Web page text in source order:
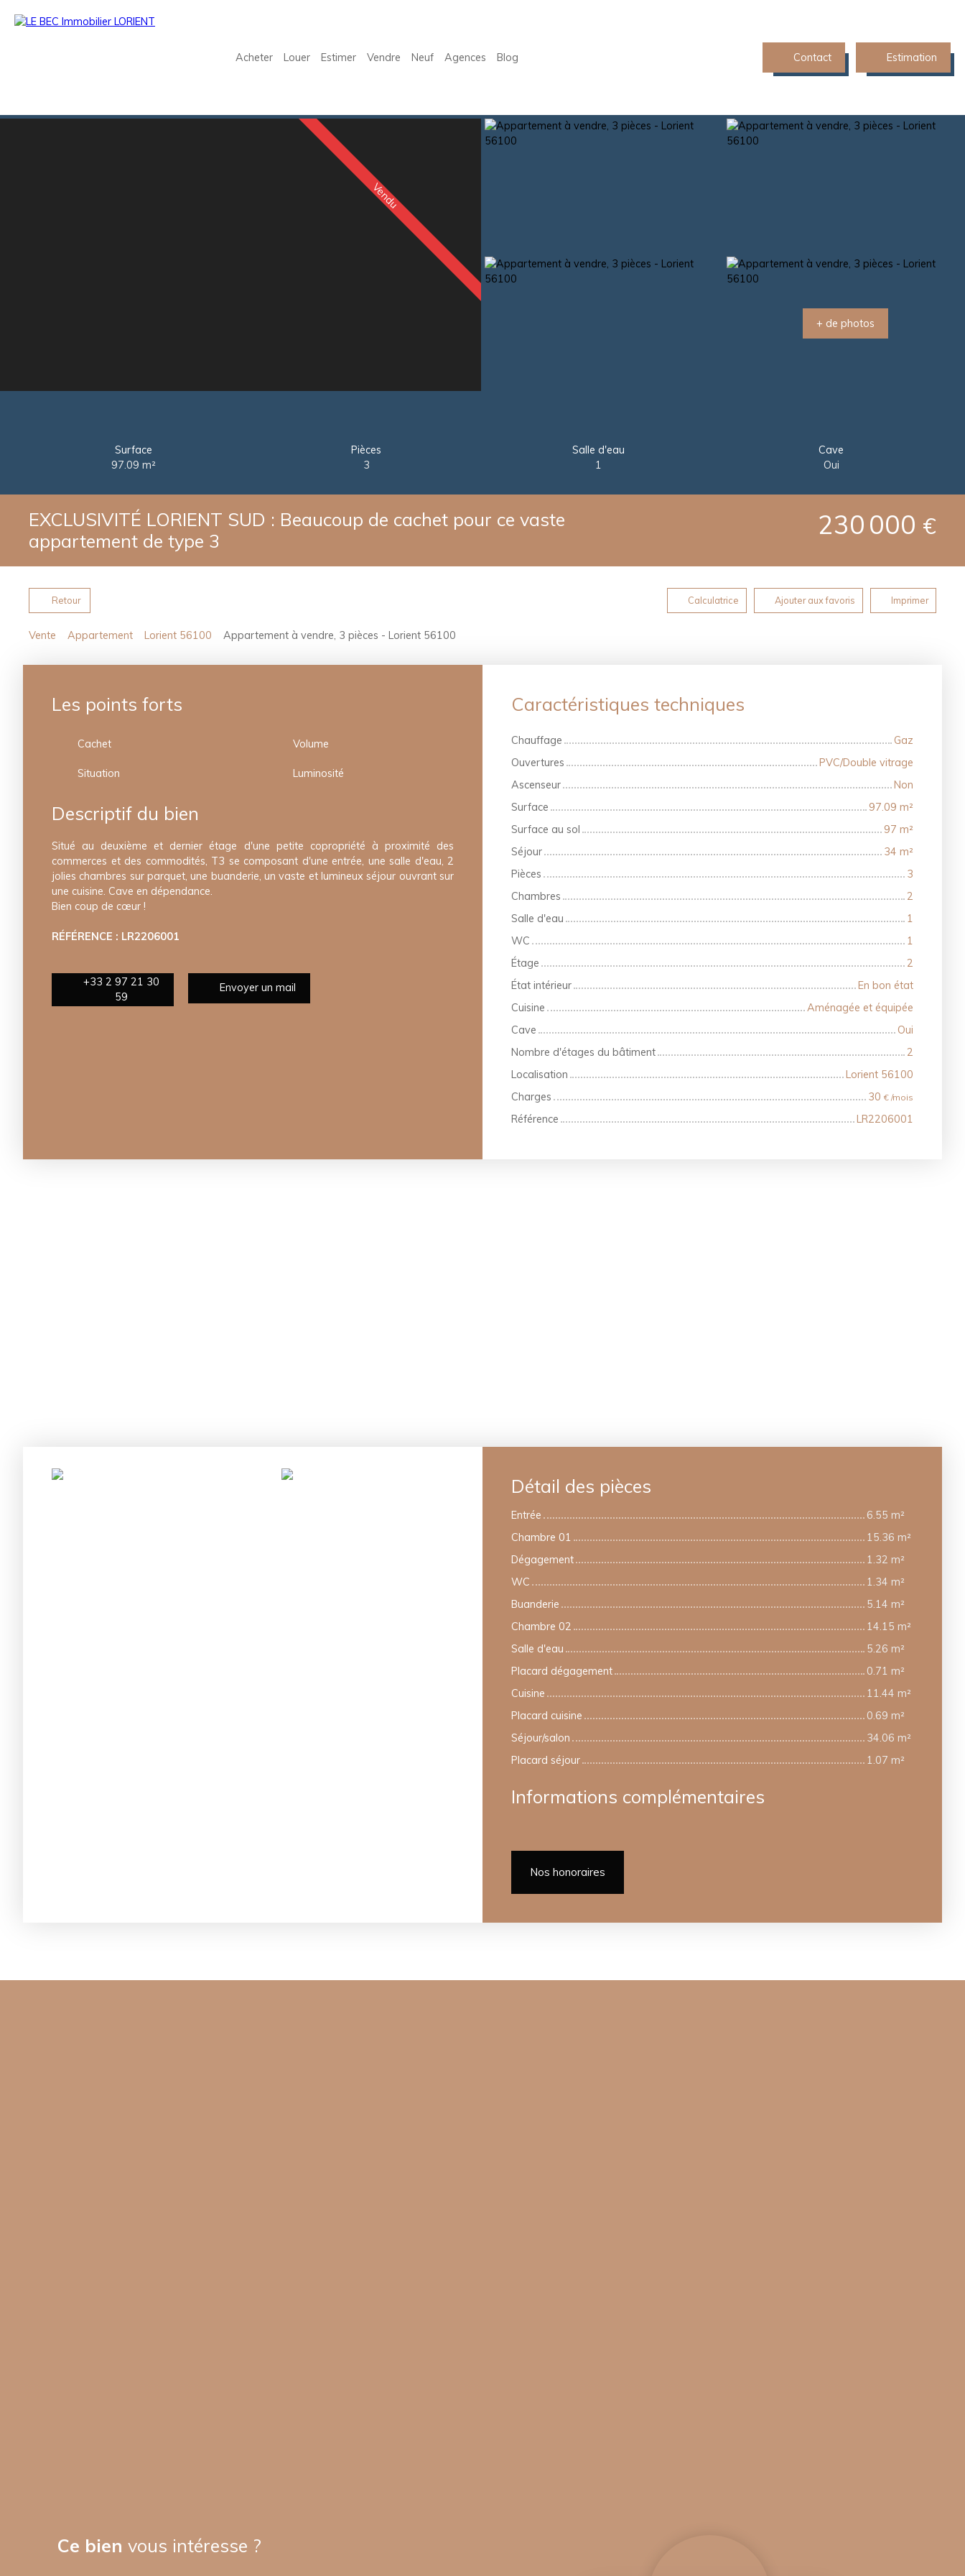
Acheter Louer Estimer Vendre Neuf Agences Blog Contact Estimation
Vendu
+ de photos
Surface
97.09m²
Pièces
3
Salle d'eau
1
Cave
Oui
EXCLUSIVITÉ LORIENT SUD : Beaucoup de cachet pour ce vaste
appartement de type 3
230 000 €
Retour Calculatrice Ajouter aux favoris Imprimer
Vente Appartement Lorient 56100 Appartement à vendre, 3 pièces - Lorient 56100
Les points forts
Cachet Volume
Situation Luminosité
Descriptif du bien
Situé au deuxième et dernier étage d'une petite copropriété à proximité des
commerces et des commodités, T3 se composant d'une entrée, une salle d'eau, 2
jolies chambres sur parquet, une buanderie, un vaste et lumineux séjour ouvrant sur
une cuisine. Cave en dépendance.
Bien coup de cœur !
RÉFÉRENCE : LR2206001
+33 2 97 21 30
59
Envoyer un mail
Caractéristiques techniques
Chauffage
Gaz
Ouvertures
PVC/Double vitrage
Ascenseur
Non
Surface
97.09 m²
Surface au sol
97 m²
Séjour
34 m²
Pièces
3
Chambres
2
Salle d'eau
1
WC
1
Étage
2
État intérieur
En bon état
Cuisine
Aménagée et équipée
Cave
Oui
Nombre d'étages du bâtiment
2
Localisation
Lorient 56100
Charges
30 € /mois
Référence LR2206001
Détail des pièces
Entrée
6.55 m²
Chambre 01
15.36 m²
Dégagement
1.32 m²
WC
1.34 m²
Buanderie
5.14 m²
Chambre 02
14.15 m²
Salle d'eau
5.26 m²
Placard dégagement
0.71 m²
Cuisine
11.44 m²
Placard cuisine
0.69 m²
Séjour/salon
34.06 m²
Placard séjour
1.07 m²
Informations complémentaires
Nos honoraires
Ce bien vous intéresse ?